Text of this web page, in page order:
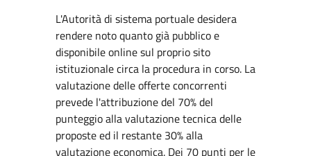
L'Autorità di sistema portuale desidera
rendere noto quanto già pubblico e
disponibile online sul proprio sito
istituzionale circa la procedura in corso. La
valutazione delle offerte concorrenti
prevede l'attribuzione del 70% del
punteggio alla valutazione tecnica delle
proposte ed il restante 30% alla
valutazione economica. Dei 70 punti per le